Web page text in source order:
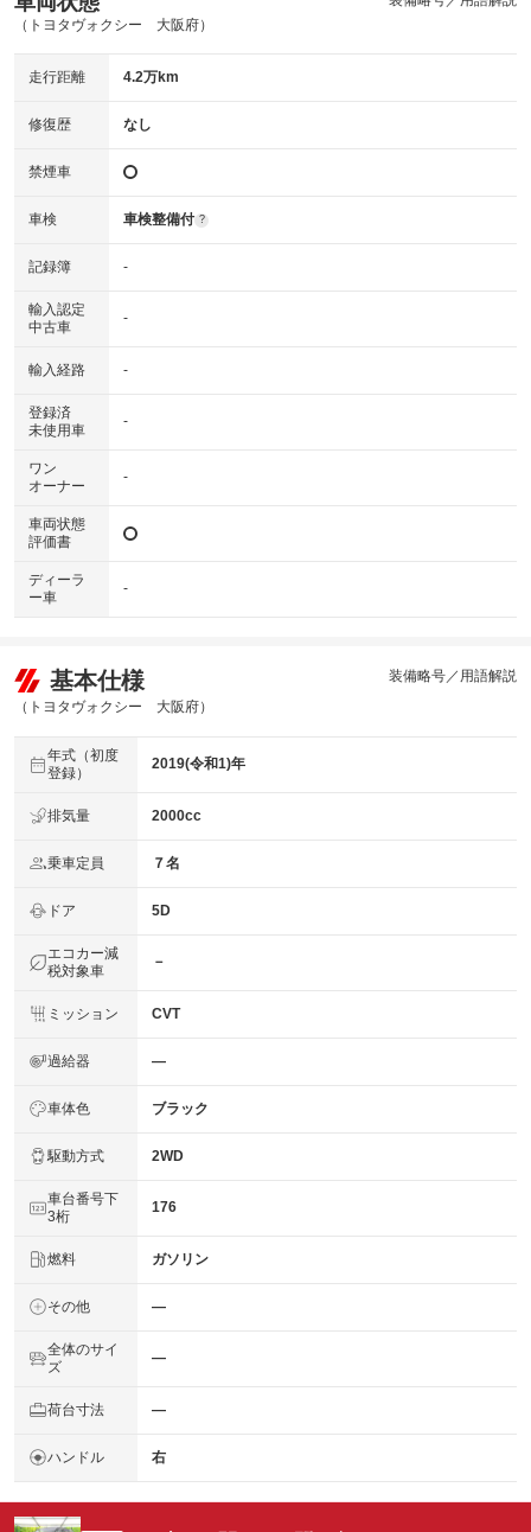
（トヨタヴォクシー 大阪府）
走行距離 4.2万km
修復歴 なし
禁煙車
車検 車検整備付 ?
記録簿 -
輸入認定
中古車
-
輸入経路 -
登録済
未使用車
-
ワン
オーナー
-
車両状態
評価書
ディーラ
ー車
-
基本仕様
（トヨタヴォクシー 大阪府）
装備略号／用語解説
年式（初度
登録）
2019(令和1)年
排気量 2000cc
乗車定員 ７名
ドア 5D
エコカー減
税対象車
－
ミッション CVT
過給器 ―
車体色 ブラック
駆動方式 2WD
車台番号下
3桁
176
燃料 ガソリン
その他 ―
全体のサイ
ズ
―
荷台寸法 ―
ハンドル 右